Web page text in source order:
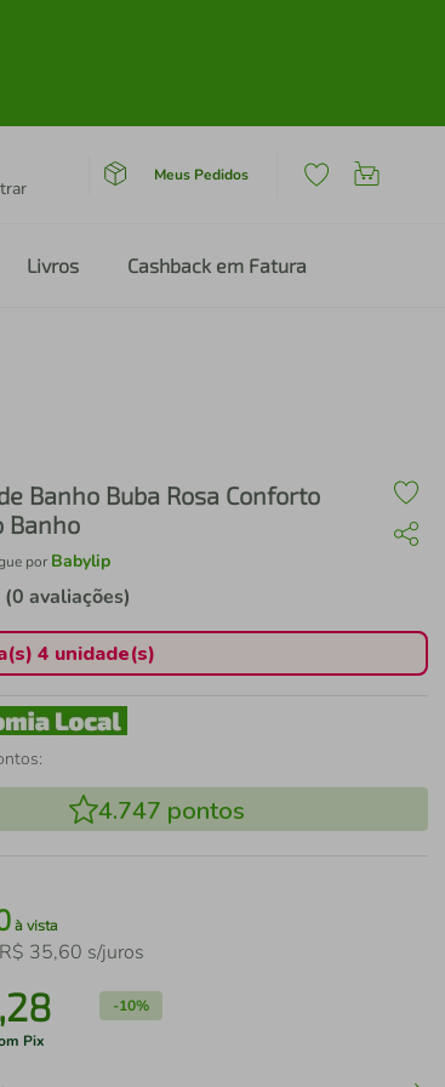
Meus Pedidos
Livros Cashback em Fatura
Banho Buba Rosa Conforto
Banho
por Babylip
(0 avaliações)
4 unidade(s)
4.747 pontos
à vista
R$ 35,60 s/juros
,28 -10%
Pix